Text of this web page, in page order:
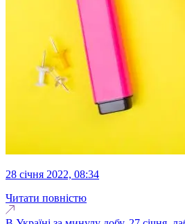
28 січня 2022, 08:34
Читати повністю